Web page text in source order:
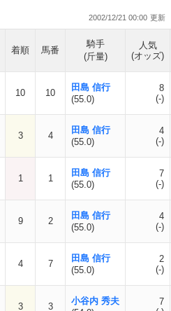
2002/12/21 00:00
着順 馬番
騎手
(斤量)
人気
(オッズ)
10 10
田島 信行
(55.0)
8
(-)
3 4
田島 信行
(55.0)
4
(-)
1 1
田島 信行
(55.0)
7
(-)
9 2
田島 信行
(55.0)
4
(-)
4 7
田島 信行
(55.0)
2
(-)
3 3
小谷内 秀夫
7